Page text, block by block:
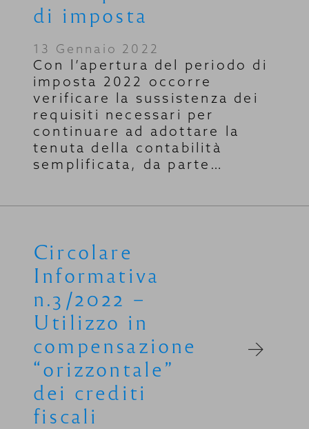
di imposta
13 Gennaio 2022
Con l’apertura del periodo di
imposta 2022 occorre
verificare la sussistenza dei
requisiti necessari per
continuare ad adottare la
tenuta della contabilità
semplificata, da parte…
Circolare
Informativa
n.3/2022 –
Utilizzo in
compensazione
“orizzontale”
dei crediti
fiscali